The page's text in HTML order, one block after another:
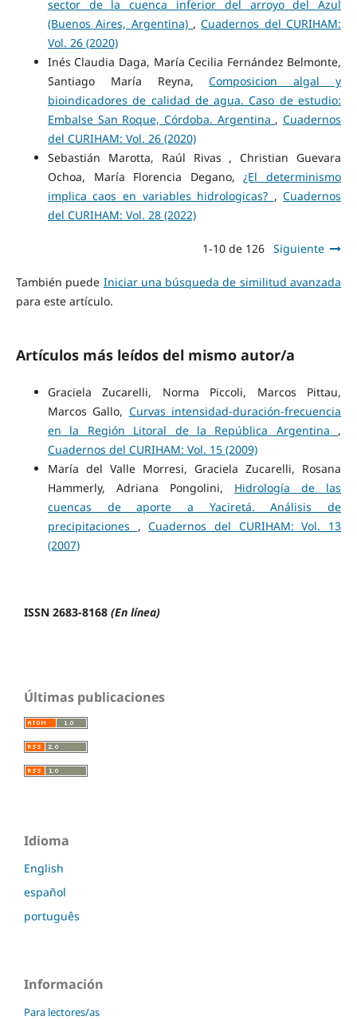
sector de la cuenca inferior del arroyo del Azul
(Buenos Aires, Argentina) ,Cuadernos del CURIHAM:
Vol. 26 (2020)
Inés Claudia Daga, María Cecilia Fernández Belmonte,
Santiago María Reyna,Composicion algal y
bioindicadores de calidad de agua. Caso de estudio:
Embalse San Roque, Córdoba. Argentina ,Cuadernos
del CURIHAM: Vol. 26 (2020)
Sebastián Marotta, Raúl Rivas , Christian Guevara
Ochoa, María Florencia Degano, ¿El determinismo
implica caos en variables hidrologicas? ,Cuadernos
del CURIHAM: Vol. 28 (2022)
1-10 de 126 Siguiente
También puede Iniciar una búsqueda de similitud avanzada
para este artículo.
Artículos más leídos del mismo autor/a
Graciela Zucarelli, Norma Piccoli, Marcos Pittau,
Marcos Gallo, Curvas intensidad-duración-frecuencia
en la Región Litoral de la República Argentina ,
Cuadernos del CURIHAM: Vol. 15 (2009)
María del Valle Morresi, Graciela Zucarelli, Rosana
Hammerly, Adriana Pongolini, Hidrología de las
cuencas de aporte a Yaciretá. Análisis de
precipitaciones ,Cuadernos del CURIHAM: Vol. 13
(2007)
ISSN 2683-8168 (En línea)
Últimas publicaciones
Idioma
English
español
português
Información
Para lectores/as